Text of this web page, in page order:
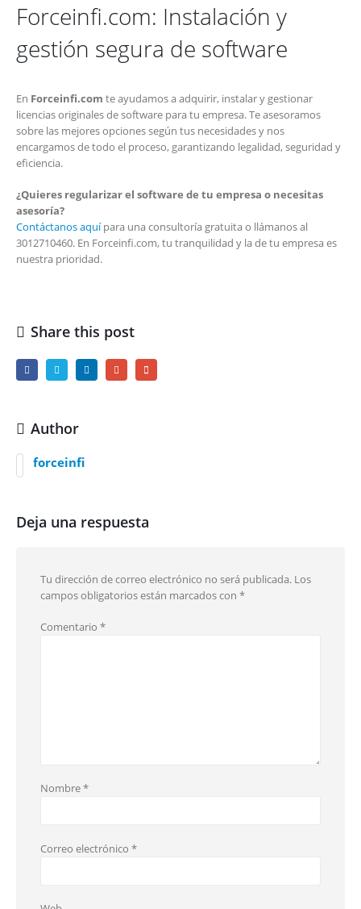
Forceinfi.com: Instalación y
gestión segura de software
En Forceinfi.com te ayudamos a adquirir, instalar y gestionar
licencias originales de software para tu empresa. Te asesoramos
sobre las mejores opciones según tus necesidades y nos
encargamos de todo el proceso, garantizando legalidad, seguridad y
eficiencia.
¿Quieres regularizar el software de tu empresa o necesitas
asesoría?
Contáctanos aquípara una consultoría gratuita o llámanos al
3012710460. En Forceinfi.com, tu tranquilidad y la de tu empresa es
nuestra prioridad.
Share this post
Author
forceinfi
Deja una respuesta
Tu dirección de correo electrónico no será publicada. Los
campos obligatorios están marcados con *
Comentario *
Nombre*
Correo electrónico *